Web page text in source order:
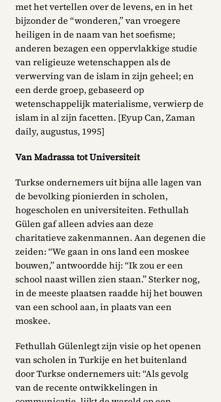
met het vertellen over de levens, en in het
bijzonder de “wonderen,” van vroegere
heiligen in de naam van het soefisme;
anderen bezagen een oppervlakkige studie
van religieuze wetenschappen als de
verwerving van de islam in zijn geheel; en
een derde groep, gebaseerd op
wetenschappelijk materialisme, verwierp de
islam in al zijn facetten. [Eyup Can, Zaman
daily, augustus, 1995]
Van Madrassa tot Universiteit
Turkse ondernemers uit bijna alle lagen van
de bevolking pionierden in scholen,
hogescholen en universiteiten. Fethullah
Gülen gaf alleen advies aan deze
charitatieve zakenmannen. Aan degenen die
zeiden: “We gaan in ons land een moskee
bouwen,” antwoordde hij: “Ik zou er een
school naast willen zien staan.” Sterker nog,
in de meeste plaatsen raadde hij het bouwen
van een school aan, in plaats van een
moskee.
Fethullah Gülenlegt zijn visie op het openen
van scholen in Turkije en het buitenland
door Turkse ondernemers uit: “Als gevolg
van de recente ontwikkelingen in